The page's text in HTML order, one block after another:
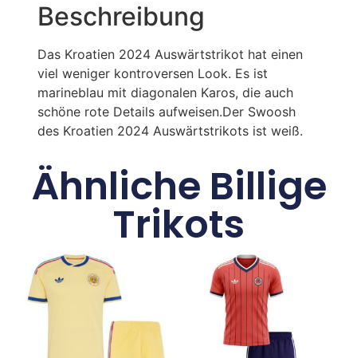
Beschreibung
Das Kroatien 2024 Auswärtstrikot hat einen
viel weniger kontroversen Look. Es ist
marineblau mit diagonalen Karos, die auch
schöne rote Details aufweisen.Der Swoosh
des Kroatien 2024 Auswärtstrikots ist weiß.
Ähnliche Billige
Trikots